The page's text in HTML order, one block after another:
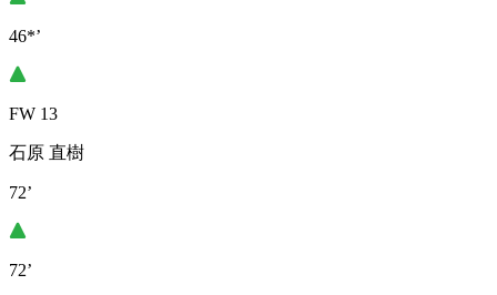
46*’
FW 13
石原 直樹
72’
72’